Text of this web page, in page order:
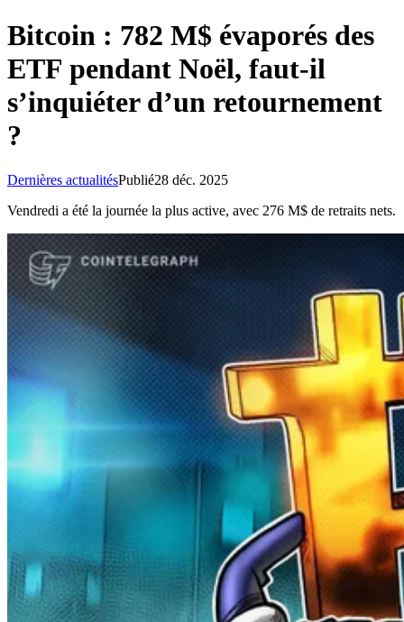
Bitcoin : 782 M$ évaporés des
ETF pendant Noël, faut-il
s’inquiéter d’un retournement
?
Dernières actualitésPublié28 déc. 2025
Vendredi a été la journée la plus active, avec 276 M$ de retraits nets.